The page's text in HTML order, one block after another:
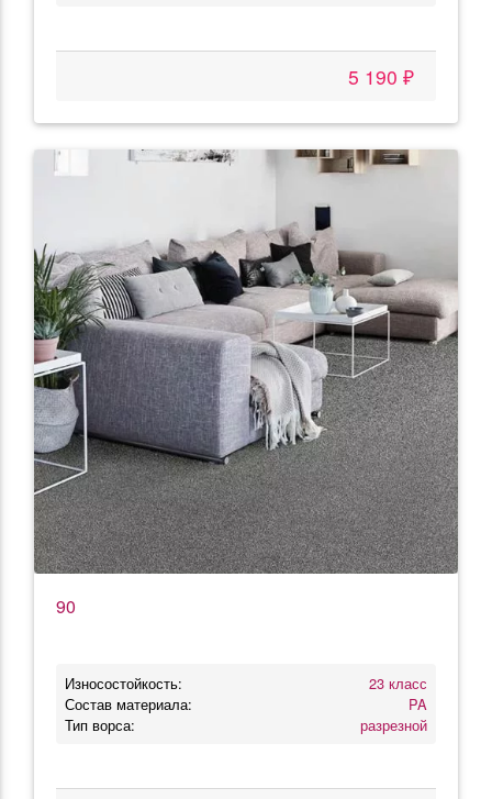
5 190 ₽
90
Износостойкость:
23 класс
Состав материала:
PA
Тип ворса:
разрезной